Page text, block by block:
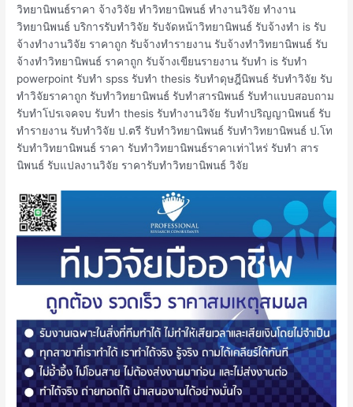
วิทยานิพนธ์ราคา จ้างวิจัย ทําวิทยานิพนธ์ ทำงานวิจัย ทำงาน
วิทยานิพนธ์ บริการรับทำวิจัย รับจัดหน้าวิทยานิพนธ์ รับจ้างทำ is รับ
จ้างทํางานวิจัย ราคาถูก รับจ้างทํารายงาน รับจ้างทําวิทยานิพนธ์ รับ
จ้างทําวิทยานิพนธ์ ราคาถูก รับจ้างเขียนรายงาน รับทำ is รับทำ
powerpoint รับทำ spss รับทำ thesis รับทำดุษฎีนิพนธ์ รับทำวิจัย รับ
ทำวิจัยราคาถูก รับทำวิทยานิพนธ์ รับทำสารนิพนธ์ รับทำแบบสอบถาม
รับทำโปรเจคจบ รับทํา thesis รับทํางานวิจัย รับทําปริญญานิพนธ์ รับ
ทํารายงาน รับทําวิจัย ป.ตรี รับทําวิทยานิพนธ์ รับทําวิทยานิพนธ์ ป.โท
รับทําวิทยานิพนธ์ ราคา รับทําวิทยานิพนธ์ราคาเท่าไหร่ รับทํา สาร
นิพนธ์ รับแปลงานวิจัย ราคารับทำวิทยานิพนธ์ วิจัย